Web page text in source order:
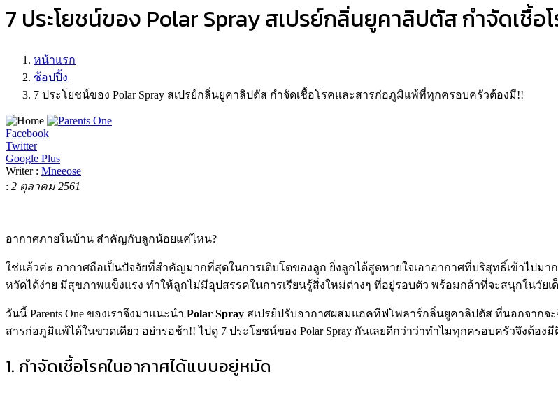
7 ประโยชน์ของ Polar Spray สเปรย์กลิ่นยูคาลิปตัส กำจัดเชื้
หน้าแรก
ช้อปปิ้ง
7 ประโยชน์ของ Polar Spray สเปรย์กลิ่นยูคาลิปตัส กำจัดเชื้อโรคและสารก่อภูมิแพ้ที่ทุกครอบครัวต้องมี!!
Facebook
Twitter
Google Plus
Writer : Mneeose
: 2 ตุลาคม 2561
อากาศภายในบ้าน สำคัญกับลูกน้อยแค่ไหน?
ใช่แล้วค่ะ อากาศถือเป็นปัจจัยที่สำคัญมากที่สุดในการเติบโตของลูก ยิ่งลูกได้สูดหายใจเอาอากาศที่บริสุทธิ์เข้าไปม
หวัดได้ง่าย มีสุขภาพแข็งแรง ทำให้ลูกไม่มีอุปสรรคในการเรียนรู้สิ่งใหม่ต่างๆ ที่อยู่รอบตัว พร้อมกล้าที่จะสนุกในวัยเ
วันนี้ Parents One ของเราจึงมาแนะนำ Polar Spray สเปรย์ปรับอากาศผสมแอคทีฟโพลาร์กลิ่นยูคาลิปตัส ที่นอกจากจ
สารก่อภูมิแพ้ได้ในขวดเดียว อย่ารอช้า!!ไปดู 7 ประโยชน์ของ Polar Spray กันเลยดีกว่าว่าทำไมทุกครอบครัวจึงต้องมี
1. กำจัดเชื้อโรคในอากาศได้แบบอยู่หมัด